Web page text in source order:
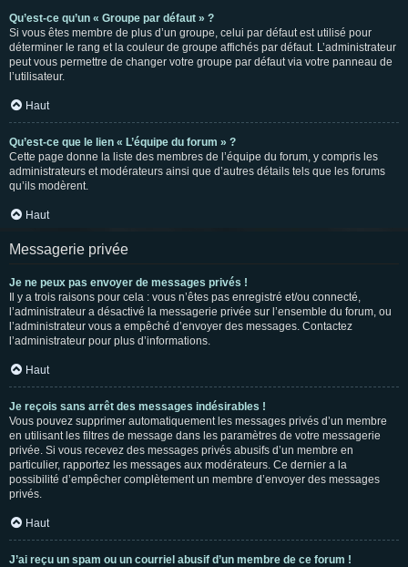
Qu’est-ce qu’un « Groupe par défaut » ?
Si vous êtes membre de plus d’un groupe, celui par défaut est utilisé pour
déterminer le rang et la couleur de groupe affichés par défaut. L’administrateur
peut vous permettre de changer votre groupe par défaut via votre panneau de
l’utilisateur.
Haut
Qu’est-ce que le lien « L’équipe du forum » ?
Cette page donne la liste des membres de l’équipe du forum, y compris les
administrateurs et modérateurs ainsi que d’autres détails tels que les forums
qu’ils modèrent.
Haut
Messagerie privée
Je ne peux pas envoyer de messages privés !
Il y a trois raisons pour cela : vous n’êtes pas enregistré et/ou connecté,
l’administrateur a désactivé la messagerie privée sur l’ensemble du forum, ou
l’administrateur vous a empêché d’envoyer des messages. Contactez
l’administrateur pour plus d’informations.
Haut
Je reçois sans arrêt des messages indésirables !
Vous pouvez supprimer automatiquement les messages privés d’un membre
en utilisant les filtres de message dans les paramètres de votre messagerie
privée. Si vous recevez des messages privés abusifs d’un membre en
particulier, rapportez les messages aux modérateurs. Ce dernier a la
possibilité d’empêcher complètement un membre d’envoyer des messages
privés.
Haut
J’ai reçu un spam ou un courriel abusif d’un membre de ce forum !